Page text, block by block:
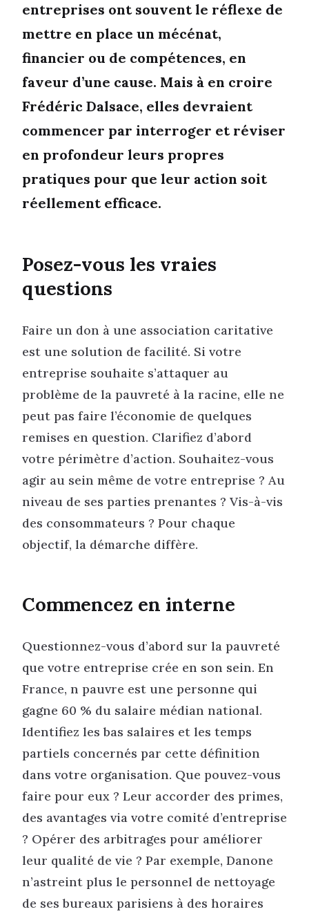
entreprises ont souvent le réflexe de
mettre en place un mécénat,
financier ou de compétences, en
faveur d’une cause. Mais à en croire
Frédéric Dalsace, elles devraient
commencer par interroger et réviser
en profondeur leurs propres
pratiques pour que leur action soit
réellement efficace.
Posez-vous les vraies
questions
Faire un don à une association caritative
est une solution de facilité. Si votre
entreprise souhaite s’attaquer au
problème de la pauvreté à la racine, elle ne
peut pas faire l’économie de quelques
remises en question. Clarifiez d’abord
votre périmètre d’action. Souhaitez-vous
agir au sein même de votre entreprise ? Au
niveau de ses parties prenantes ? Vis-à-vis
des consommateurs ? Pour chaque
objectif, la démarche diffère.
Commencez en interne
Questionnez-vous d’abord sur la pauvreté
que votre entreprise crée en son sein. En
France, n pauvre est une personne qui
gagne 60 % du salaire médian national.
Identifiez les bas salaires et les temps
partiels concernés par cette définition
dans votre organisation. Que pouvez-vous
faire pour eux ? Leur accorder des primes,
des avantages via votre comité d’entreprise
? Opérer des arbitrages pour améliorer
leur qualité de vie ? Par exemple, Danone
n’astreint plus le personnel de nettoyage
de ses bureaux parisiens à des horaires